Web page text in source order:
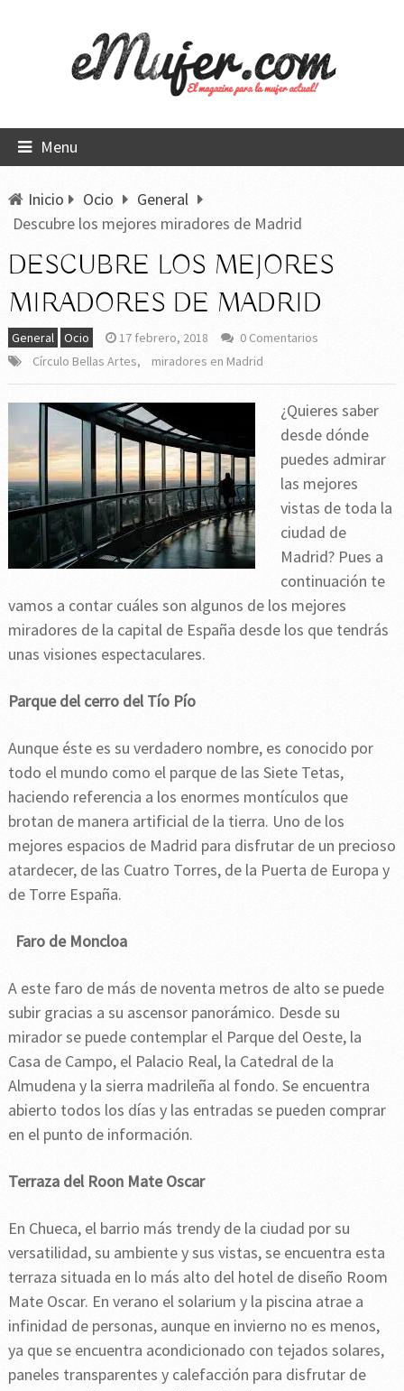
Menu
Inicio Ocio
General
Descubre los mejores miradores de Madrid
DESCUBRE LOS MEJORES
MIRADORES DE MADRID
General Ocio 17 febrero, 2018
0 Comentarios
Círculo Bellas Artes, miradores en Madrid
¿Quieres saber
desde dónde
puedes admirar
las mejores
vistas de toda la
ciudad de
Madrid? Pues a
continuación te
vamos a contar cuáles son algunos de los mejores
miradores de la capital de España desde los que tendrás
unas visiones espectaculares.
Parque del cerro del Tío Pío
Aunque éste es su verdadero nombre, es conocido por
todo el mundo como el parque de las Siete Tetas,
haciendo referencia a los enormes montículos que
brotan de manera artificial de la tierra. Uno de los
mejores espacios de Madrid para disfrutar de un precioso
atardecer, de las Cuatro Torres, de la Puerta de Europa y
de Torre España.
Faro de Moncloa
A este faro de más de noventa metros de alto se puede
subir gracias a su ascensor panorámico. Desde su
mirador se puede contemplar el Parque del Oeste, la
Casa de Campo, el Palacio Real, la Catedral de la
Almudena y la sierra madrileña al fondo. Se encuentra
abierto todos los días y las entradas se pueden comprar
en el punto de información.
Terraza del Roon Mate Oscar
En Chueca, el barrio más trendy de la ciudad por su
versatilidad, su ambiente y sus vistas, se encuentra esta
terraza situada en lo más alto del hotel de diseño Room
Mate Oscar. En verano el solarium y la piscina atrae a
infinidad de personas, aunque en invierno no es menos,
ya que se encuentra acondicionado con tejados solares,
paneles transparentes y calefacción para disfrutar de